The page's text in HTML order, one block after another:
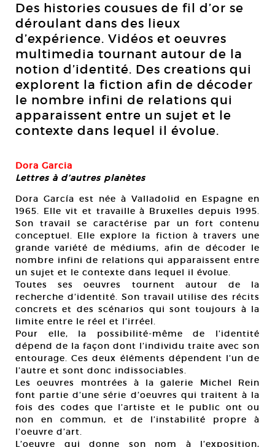
Des histories cousues de fil d’or se
déroulant dans des lieux
d’expérience. Vidéos et oeuvres
multimedia tournant autour de la
notion d’identité. Des creations qui
explorent la fiction afin de décoder
le nombre infini de relations qui
apparaissent entre un sujet et le
contexte dans lequel il évolue.
Dora Garcia
Lettres à d’autres planètes
Dora García est née à Valladolid en Espagne en
1965. Elle vit et travaille à Bruxelles depuis 1995.
Son travail se caractérise par un fort contenu
conceptuel. Elle explore la fiction à travers une
grande variété de médiums, afin de décoder le
nombre infini de relations qui apparaissent entre
un sujet et le contexte dans lequel il évolue.
Toutes ses oeuvres tournent autour de la
recherche d’identité. Son travail utilise des récits
concrets et des scénarios qui sont toujours à la
limite entre le réel et l’irréel.
Pour elle, la possibilité-même de l’identité
dépend de la façon dont l’individu traite avec son
entourage. Ces deux éléments dépendent l’un de
l’autre et sont donc indissociables.
Les oeuvres montrées à la galerie Michel Rein
font partie d’une série d’oeuvres qui traitent à la
fois des codes que l’artiste et le public ont ou
non en commun, et de l’instabilité propre à
l’oeuvre d’art.
L’oeuvre qui donne son nom à l’exposition,